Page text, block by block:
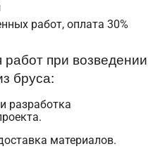
работ, оплата 30%
при возведении
бруса:
разработка
материалов.